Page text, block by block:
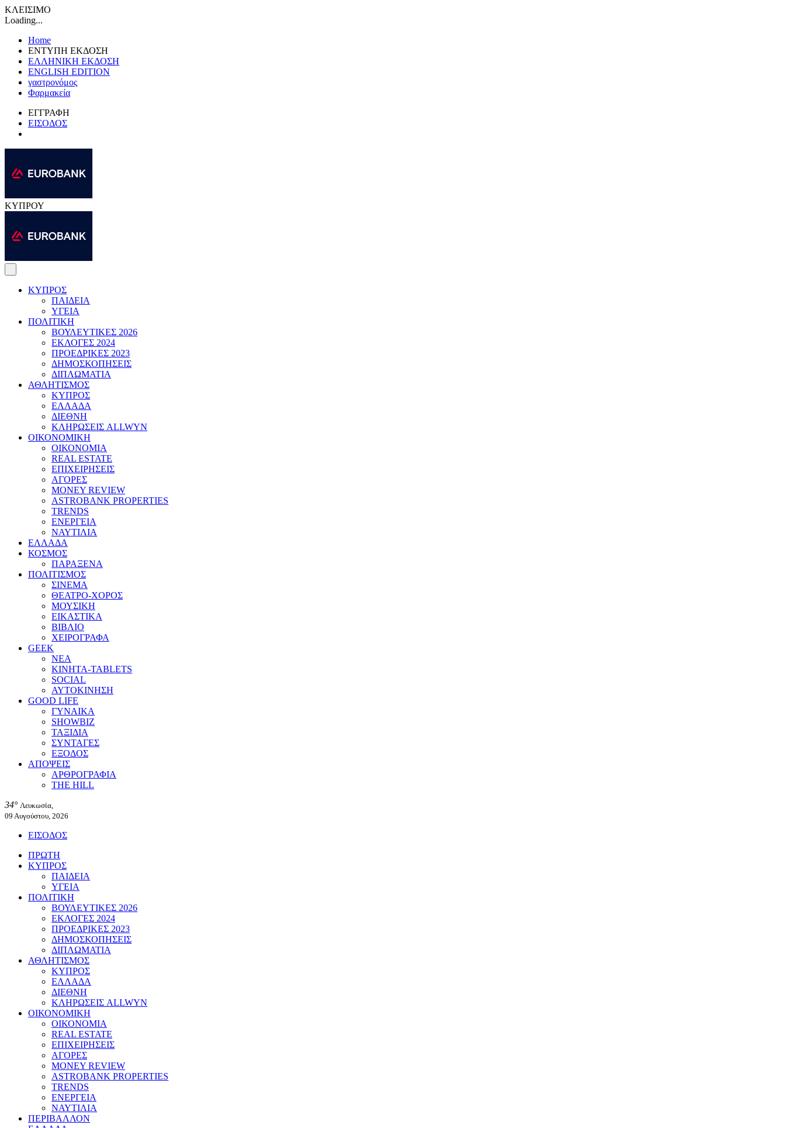
ΚΛΕΙΣΙΜΟ
Loading...
Home
ΕΝΤΥΠΗ ΕΚΔΟΣΗ
ΕΛΛΗΝΙΚΗ ΕΚΔΟΣΗ
ENGLISH EDITION
γαστρονόμος
Φαρμακεία
ΕΓΓΡΑΦΗ
ΕΙΣΟΔΟΣ
ΚΥΠΡΟΥ
ΚΥΠΡΟΣ
ΠΑΙΔΕΙΑ
ΥΓΕΙΑ
ΠΟΛΙΤΙΚΗ
ΒΟΥΛΕΥΤΙΚΕΣ 2026
ΕΚΛΟΓΕΣ 2024
ΠΡΟΕΔΡΙΚΕΣ 2023
ΔΗΜΟΣΚΟΠΗΣΕΙΣ
ΔΙΠΛΩΜΑΤΙΑ
ΑΘΛΗΤΙΣΜΟΣ
ΚΥΠΡΟΣ
ΕΛΛΑΔΑ
ΔΙΕΘΝΗ
ΚΛΗΡΩΣΕΙΣ ALLWYN
ΟΙΚΟΝΟΜΙΚΗ
ΟΙΚΟΝΟΜΙΑ
REAL ESTATE
ΕΠΙΧΕΙΡΗΣΕΙΣ
ΑΓΟΡΕΣ
MONEY REVIEW
ASTROBANK PROPERTIES
TRENDS
ΕΝΕΡΓΕΙΑ
ΝΑΥΤΙΛΙΑ
ΕΛΛΑΔΑ
ΚΟΣΜΟΣ
ΠΑΡΑΞΕΝΑ
ΠΟΛΙΤΙΣΜΟΣ
ΣΙΝΕΜΑ
ΘΕΑΤΡΟ-ΧΟΡΟΣ
ΜΟΥΣΙΚΗ
ΕΙΚΑΣΤΙΚΑ
ΒΙΒΛΙΟ
ΧΕΙΡΟΓΡΑΦΑ
GEEK
ΝΕΑ
ΚΙΝΗΤΑ-TABLETS
SOCIAL
ΑΥΤΟΚΙΝΗΣΗ
GOOD LIFE
ΓΥΝΑΙΚΑ
SHOWBIZ
ΤΑΞΙΔΙΑ
ΣΥΝΤΑΓΕΣ
ΕΞΟΔΟΣ
ΑΠΟΨΕΙΣ
ΑΡΘΡΟΓΡΑΦΙΑ
THE HILL
34° Λευκωσία,
09 Αυγούστου, 2026
ΕΙΣΟΔΟΣ
ΠΡΩΤΗ
ΚΥΠΡΟΣ
ΠΑΙΔΕΙΑ
ΥΓΕΙΑ
ΠΟΛΙΤΙΚΗ
ΒΟΥΛΕΥΤΙΚΕΣ 2026
ΕΚΛΟΓΕΣ 2024
ΠΡΟΕΔΡΙΚΕΣ 2023
ΔΗΜΟΣΚΟΠΗΣΕΙΣ
ΔΙΠΛΩΜΑΤΙΑ
ΑΘΛΗΤΙΣΜΟΣ
ΚΥΠΡΟΣ
ΕΛΛΑΔΑ
ΔΙΕΘΝΗ
ΚΛΗΡΩΣΕΙΣ ALLWYN
ΟΙΚΟΝΟΜΙΚΗ
ΟΙΚΟΝΟΜΙΑ
REAL ESTATE
ΕΠΙΧΕΙΡΗΣΕΙΣ
ΑΓΟΡΕΣ
MONEY REVIEW
ASTROBANK PROPERTIES
TRENDS
ΕΝΕΡΓΕΙΑ
ΝΑΥΤΙΛΙΑ
ΠΕΡΙΒΑΛΛΟΝ